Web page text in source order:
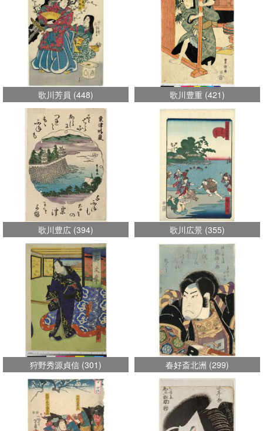
歌川芳員 (448) 歌川豊重 (421)
歌川豊広 (394) 歌川広景 (355)
狩野秀源貞信 (301) 春好斎北洲 (299)